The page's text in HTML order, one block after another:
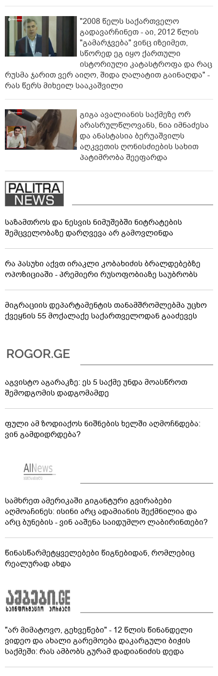
"2008 წელს საქართველო
გადავარჩინეთ - აი, 2012 წლის
"გამარჯვება" ვინც იზეიმეთ,
სწორედ ეგ იყო ქართული
ისტორიული კატასტროფა და რაც
რუსმა ჯარით ვერ აიღო, შიდა ღალატით გაინაღდა" -
რას წერს მიხეილ სააკაშვილი
გიგა ავალიანის საქმეზე ორ
არასრულწლოვანს, ნია იმნაძესა
და ანასტასია ბერუაშვილს
აღკვეთის ღონისძიების სახით
პატიმრობა შეეფარდა
საზამთროს და ნესვის ნიმუშებში ნიტრატების
შემცველობაზე დარღვევა არ გამოვლინდა
რა პასუხი აქვთ ირაკლი კობახიძის ბრალდებებზე
ოპოზიციაში - პრემიერი რუსოფობიაზე საუბრობს
მიგრაციის დეპარტამენტის თანამშრომლებმა უცხო
ქვეყნის 55 მოქალაქე საქართველოდან გააძევეს
აგვისტო აგარაკზე: ეს 5 საქმე უნდა მოასწროთ
შემოდგომის დადგომამდე
ფული ამ ზოდიაქოს ნიშნების ხელში აღმოჩნდება:
ვინ გამდიდრდება?
სამხრეთ ამერიკაში გიგანტური გვირაბები
აღმოაჩინეს: ისინი არც ადამიანის შექმნილია და
არც ბუნების - ვინ ააშენა საიდუმლო ლაბირინთები?
წინასწარმეტყველებები წიგნებიდან, რომლებიც
რეალურად ახდა
"არ მიმატოვო, გეხვეწები" - 12 წლის წინანდელი
ვიდეო და ახალი გარემოება დაკარგული ბიჭის
საქმეში: რას ამბობს გურამ დადიანიძის დედა